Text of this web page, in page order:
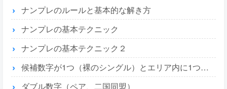
ナンプレのルールと基本的な解き方
ナンプレの基本テクニック
ナンプレの基本テクニック２
候補数字が1つ（裸のシングル）とエリア内に1つ（隠れたシングル）
ダブル数字（ペア、二国同盟）